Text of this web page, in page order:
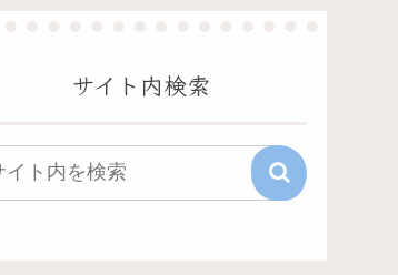
サイト内検索